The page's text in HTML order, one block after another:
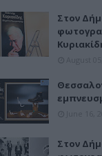
Στον
Στον